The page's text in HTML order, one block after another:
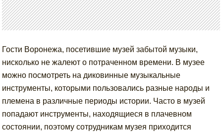
Гости Воронежа, посетившие музей забытой музыки,
нисколько не жалеют о потраченном времени. В музее
можно посмотреть на диковинные музыкальные
инструменты, которыми пользовались разные народы и
племена в различные периоды истории. Часто в музей
попадают инструменты, находящиеся в плачевном
состоянии, поэтому сотрудникам музея приходится